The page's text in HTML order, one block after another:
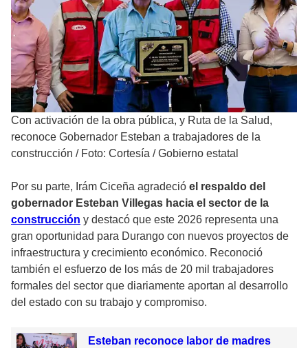
Con activación de la obra pública, y Ruta de la Salud,
reconoce Gobernador Esteban a trabajadores de la
construcción / Foto: Cortesía / Gobierno estatal
Por su parte, Irám Ciceña agradeció el respaldo del
gobernador Esteban Villegas hacia el sector de la
construcción y destacó que este 2026 representa una
gran oportunidad para Durango con nuevos proyectos de
infraestructura y crecimiento económico. Reconoció
también el esfuerzo de los más de 20 mil trabajadores
formales del sector que diariamente aportan al desarrollo
del estado con su trabajo y compromiso.
Esteban reconoce labor de madres